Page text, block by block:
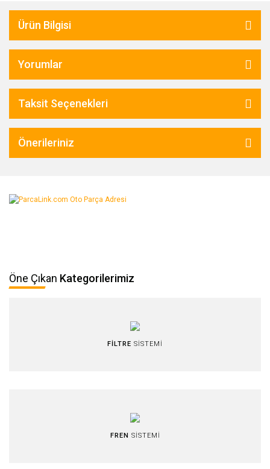
Ürün Bilgisi
Yorumlar
Taksit Seçenekleri
Önerileriniz
Öne Çıkan Kategorilerimiz
FİLTRE SİSTEMİ
FREN SİSTEMİ